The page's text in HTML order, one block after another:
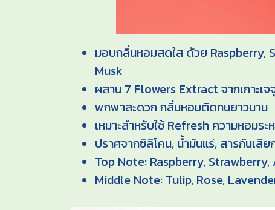
มอบกลิ่นหอมสดใส ด้วย Raspberry,
Musk
ผสาน 7 Flowers Extract จากเกาะ
พกพาสะดวก กลิ่นหอมติดทนยาวนาน
เหมาะสำหรับใช้ Refresh ความหอม
ปราศจากซิลิโคน, น้ำมันแร่, สารกันเสี
Top Note: Raspberry,
Middle Note: Tulip, Rose,